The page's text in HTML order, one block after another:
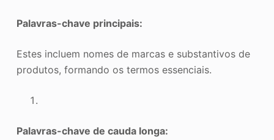
Palavras-chave principais:
Estes incluem nomes de marcas e substantivos de
produtos, formando os termos essenciais.
Palavras-chave de cauda longa: